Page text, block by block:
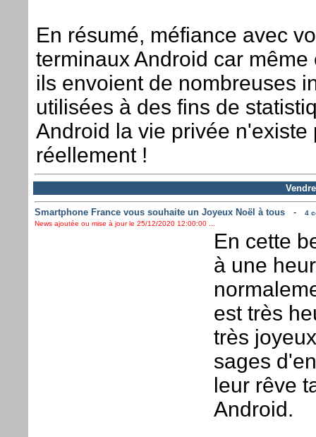
En résumé, méfiance avec
terminaux Android car même
ils envoient de nombreuses
utilisées à des fins de
Android la vie privée n'existe
réellement !
Smartphone France vous souhaite un Joyeux Noël à tous-
4
News ajoutée ou mise à jour le 25/12/2020 12:00:00 ...
En cette
à une
est très
très
sages
leur rêve
Android.